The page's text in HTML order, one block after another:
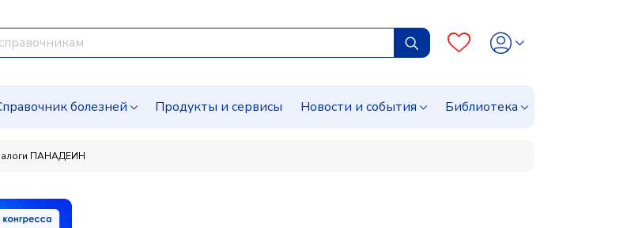
болезней Продукты и сервисы Новости и события Библиотека
ПАНАДЕИН